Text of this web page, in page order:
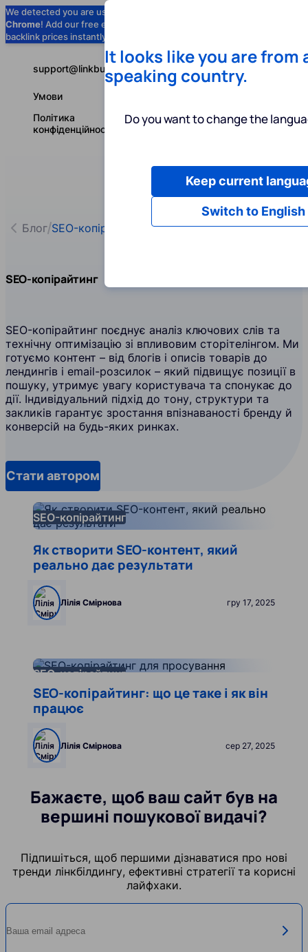
We detected you are using
Chrome! Add our free extension to check
backlink prices instantly as you browse.
Послуги
Українська
support@linkbuilder.com
Умови
Політика
конфіденційності
Блог SEO-копірайтинг
SEO-копірайтинг
SEO-копірайтинг поєднує аналіз ключових слів та
технічну оптимізацію зі впливовим сторітелінгом. Ми
готуємо контент – від блогів і описів товарів до
лендингів і email-розсилок – який підвищує позиції в
пошуку, утримує увагу користувача та спонукає до
дії. Індивідуальний підхід до тону, структури та
закликів гарантує зростання впізнаваності бренду й
конверсій на будь-яких ринках.
Стати автором
Читати далі
SEO-копірайтинг
Як створити SEO-контент, який
реально дає результати
Лілія Смірнова гру 17, 2025
Читати далі
SEO-копірайтинг
SEO-копірайтинг: що це таке і як він
працює
Лілія Смірнова сер 27, 2025
Бажаєте, щоб ваш сайт був на
вершині пошукової видачі?
Підпишіться, щоб першими дізнаватися про нові
тренди лінкбілдингу, ефективні стратегії та корисні
лайфхаки.
It looks like you are from
speaking country.
Do you want to change the
Switch to English
Keep current